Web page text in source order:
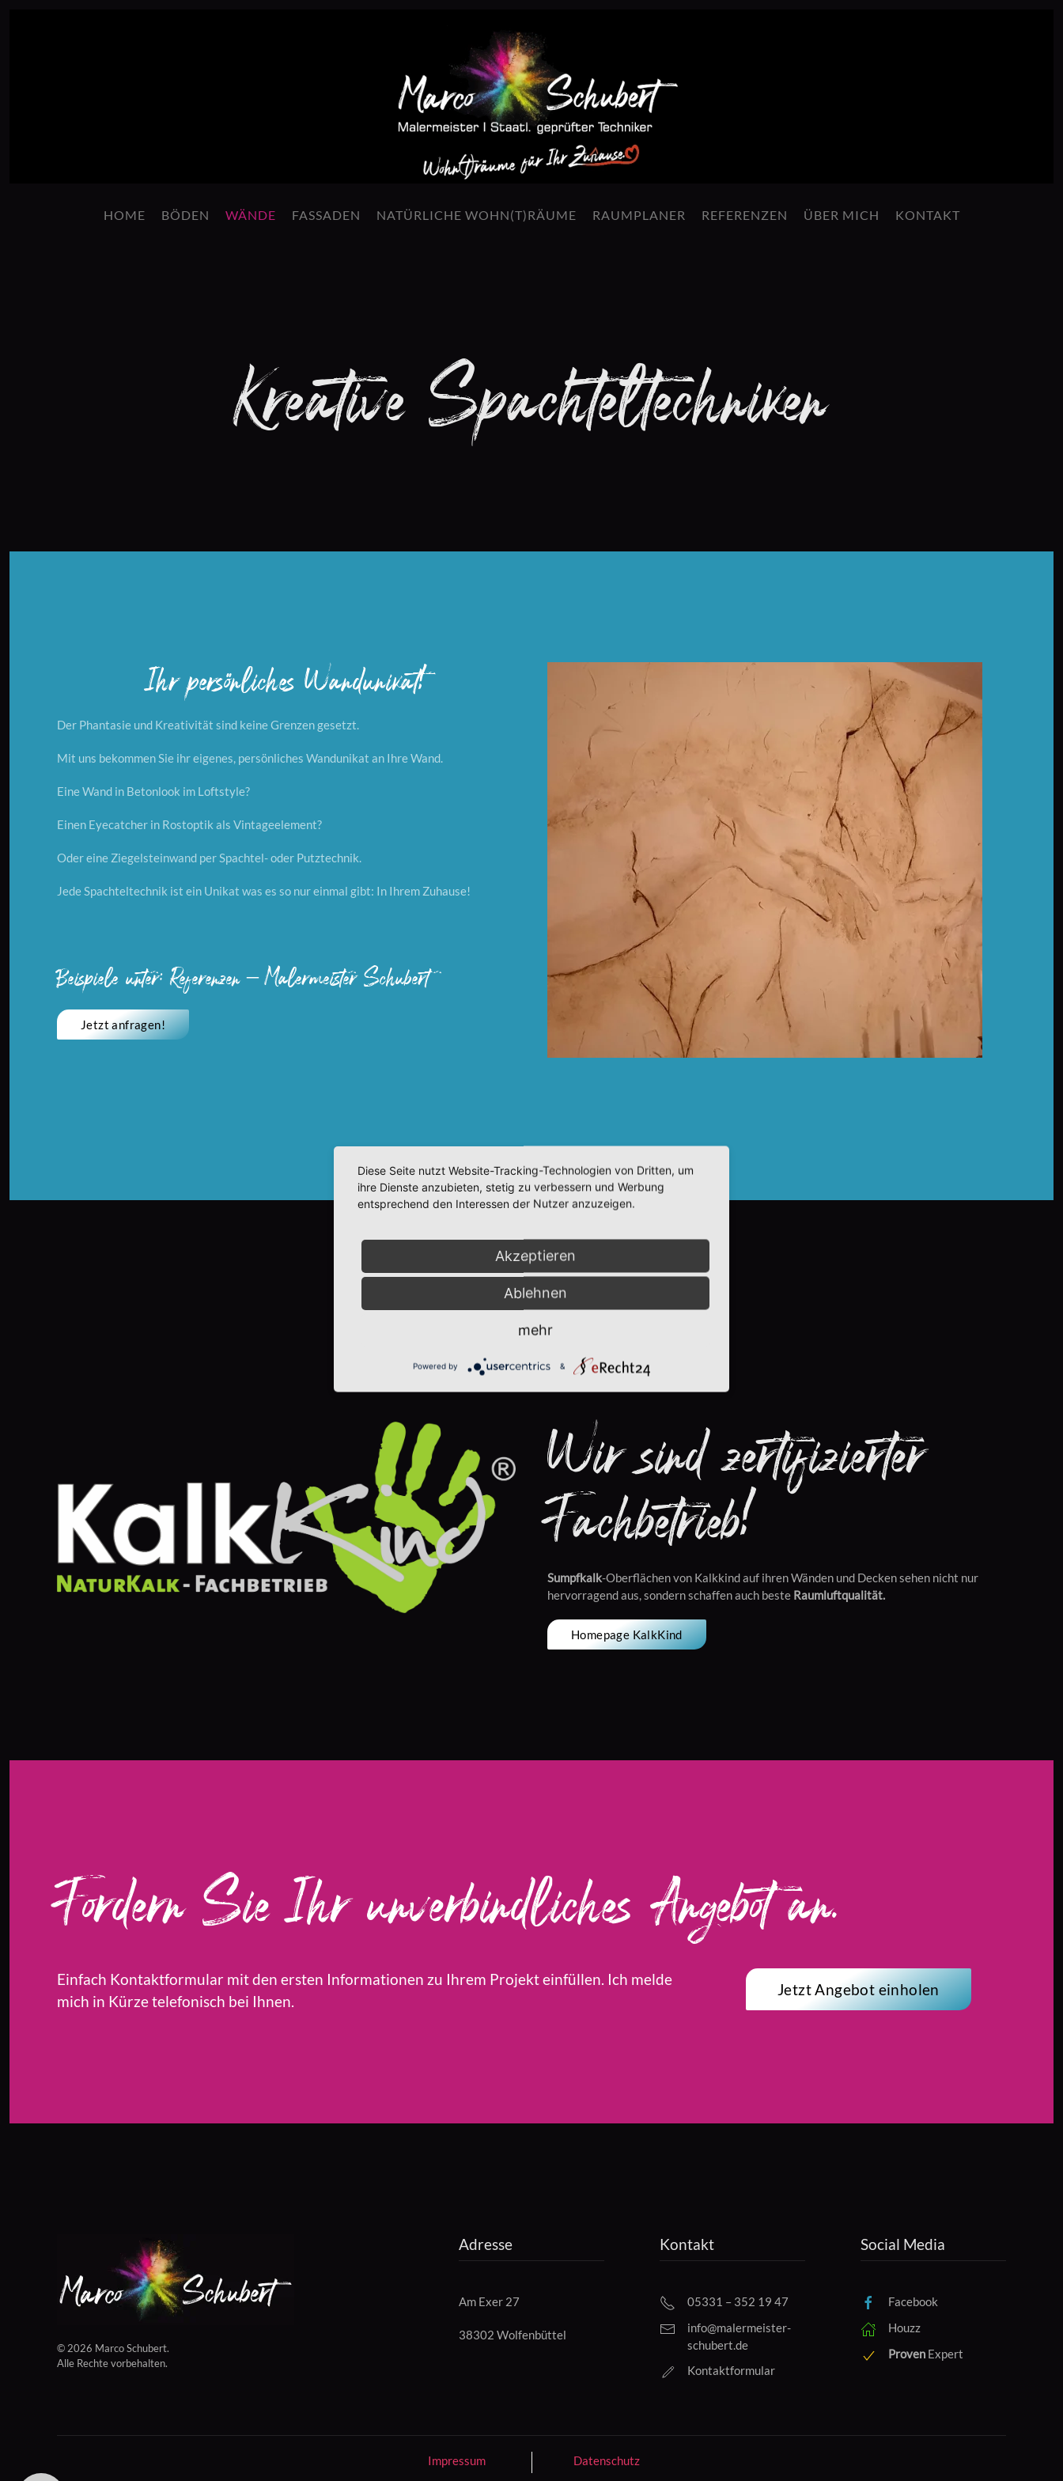
HOME BÖDEN WÄNDE FASSADEN NATÜRLICHE WOHN(T)RÄUME RAUMPLANER REFERENZEN ÜBER MICH KONTAKT
Kreative Spachteltechniken
Ihr persönliches Wandunikat!
Der Phantasie und Kreativität sind keine Grenzen gesetzt.
Mit uns bekommen Sie ihr eigenes, persönliches Wandunikat an Ihre Wand.
Eine Wand in Betonlook im Loftstyle?
Einen Eyecatcher in Rostoptik als Vintageelement?
Oder eine Ziegelsteinwand per Spachtel- oder Putztechnik.
Jede Spachteltechnik ist ein Unikat was es so nur einmal gibt: In Ihrem Zuhause!
Beispiele unter: Referenzen – Malermeister Schubert
Jetzt anfragen!
Wir sind zertifizierter
Fachbetrieb!
Sumpfkalk-Oberflächen von Kalkkind auf ihren Wänden und Decken sehen nicht nur
hervorragend aus, sondern schaffen auch beste Raumluftqualität.
Homepage KalkKind
Fordern Sie Ihr unverbindliches Angebot an.
Einfach Kontaktformular mit den ersten Informationen zu Ihrem Projekt einfüllen. Ich melde
mich in Kürze telefonisch bei Ihnen.
Jetzt Angebot einholen
© 2026 Marco Schubert.
Alle Rechte vorbehalten.
Adresse
Am Exer 27
38302 Wolfenbüttel
Kontakt
05331 – 352 19 47
info@malermeister-
schubert.de
Kontaktformular
Social Media
Facebook
Houzz
Proven Expert
Impressum Datenschutz
Diese Seite nutzt Website-Tracking-Technologien von Dritten, um
ihre Dienste anzubieten, stetig zu verbessern und Werbung
entsprechend den Interessen der Nutzer anzuzeigen.
Akzeptieren
Ablehnen
mehr
Powered by &